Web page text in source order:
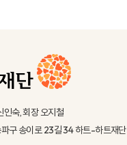
숙, 회장 오지철
구 송이로 23길 34 하트-하트재단